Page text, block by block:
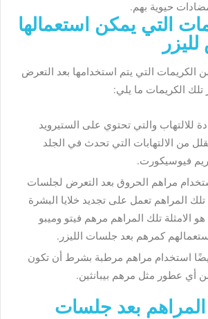
حيوية بهم.
التي يمكن استعمالها
الكريمات التي يتم استخدامها بعد التعرض
تلك الكريمات ما يلي:
للالتهاب والتي تحتوي على الستيرويد
من الالتهابات التي تحدث في الجلد
فيوسيكورت.
مراهم الحروق بعد التعرض لجلسات
المراهم تعمل على تجديد خلايا البشرة
الامثلة تلك المراهم مرهم فيتو وميبو
كمرهم بعد جلسات الليزر.
استخدام مراهم مرطبة بشرط أن تكون
أي عطور مثل مرهم بيبانثين.
بعد جلسات